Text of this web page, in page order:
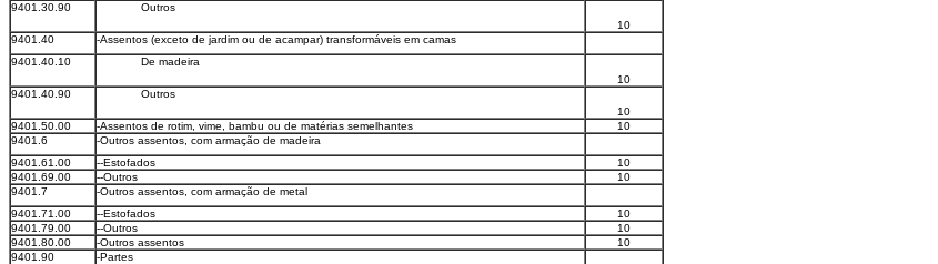
9401.30.90
Outros
10
9401.40
-Assentos (exceto de jardim ou de acampar) transformáveis em camas
9401.40.10
De madeira
10
9401.40.90
Outros
10
9401.50.00
-Assentos de rotim, vime, bambu ou de matérias semelhantes
10
9401.6
-Outros assentos, com armação de madeira
9401.61.00
--Estofados
10
9401.69.00
--Outros
10
9401.7
-Outros assentos, com armação de metal
9401.71.00
--Estofados
10
9401.79.00
--Outros
10
9401.80.00
-Outros assentos
10
9401.90
-Partes